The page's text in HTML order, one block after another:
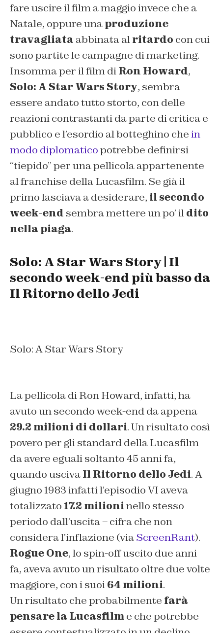
fare uscire il film a maggio invece che a
Natale, oppure unaproduzione
travagliata abbinata alritardo con cui
sono partite le campagne di marketing.
Insomma per il film diRon Howard,
Solo: A Star Wars Story, sembra
essere andato tutto storto, con delle
reazioni contrastanti da parte di critica e
pubblico e l’esordio al botteghino chein
modo diplomaticopotrebbe definirsi
“tiepido” per una pellicola appartenente
al franchise della Lucasfilm. Se già il
primo lasciava a desiderare, il secondo
week-end sembra mettere un po’ ildito
nella piaga.
Solo: A Star Wars Story | Il
secondo week-end più basso da
Il Ritorno dello Jedi
Solo: A Star Wars Story
La pellicola di Ron Howard, infatti, ha
avuto un secondo week-end da appena
29.2 milioni di dollari. Un risultato così
povero per gli standard della Lucasfilm
da avere eguali soltanto 45 anni fa,
quando uscivaIl Ritorno dello Jedi. A
giugno 1983 infatti l’episodio VI aveva
totalizzato 17.2 milioninello stesso
periodo dall’uscita – cifra che non
considera l’inflazione (viaScreenRant).
Rogue One, lo spin-off uscito due anni
fa, aveva avuto un risultato oltre due volte
maggiore, con i suoi64 milioni.
Un risultato che probabilmente farà
pensare la Lucasfilme che potrebbe